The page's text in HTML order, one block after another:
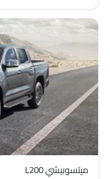
ميتسوبيشي L200